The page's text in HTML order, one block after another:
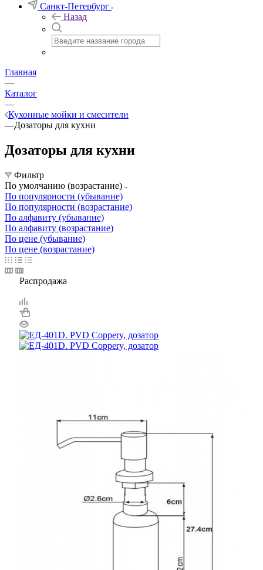
Санкт-Петербург
Назад
Главная
—
Каталог
—
Кухонные мойки и смесители
—Дозаторы для кухни
Дозаторы для кухни
Фильтр
По умолчанию (возрастание)
По популярности (убывание)
По популярности (возрастание)
По алфавиту (убывание)
По алфавиту (возрастание)
По цене (убывание)
По цене (возрастание)
Распродажа